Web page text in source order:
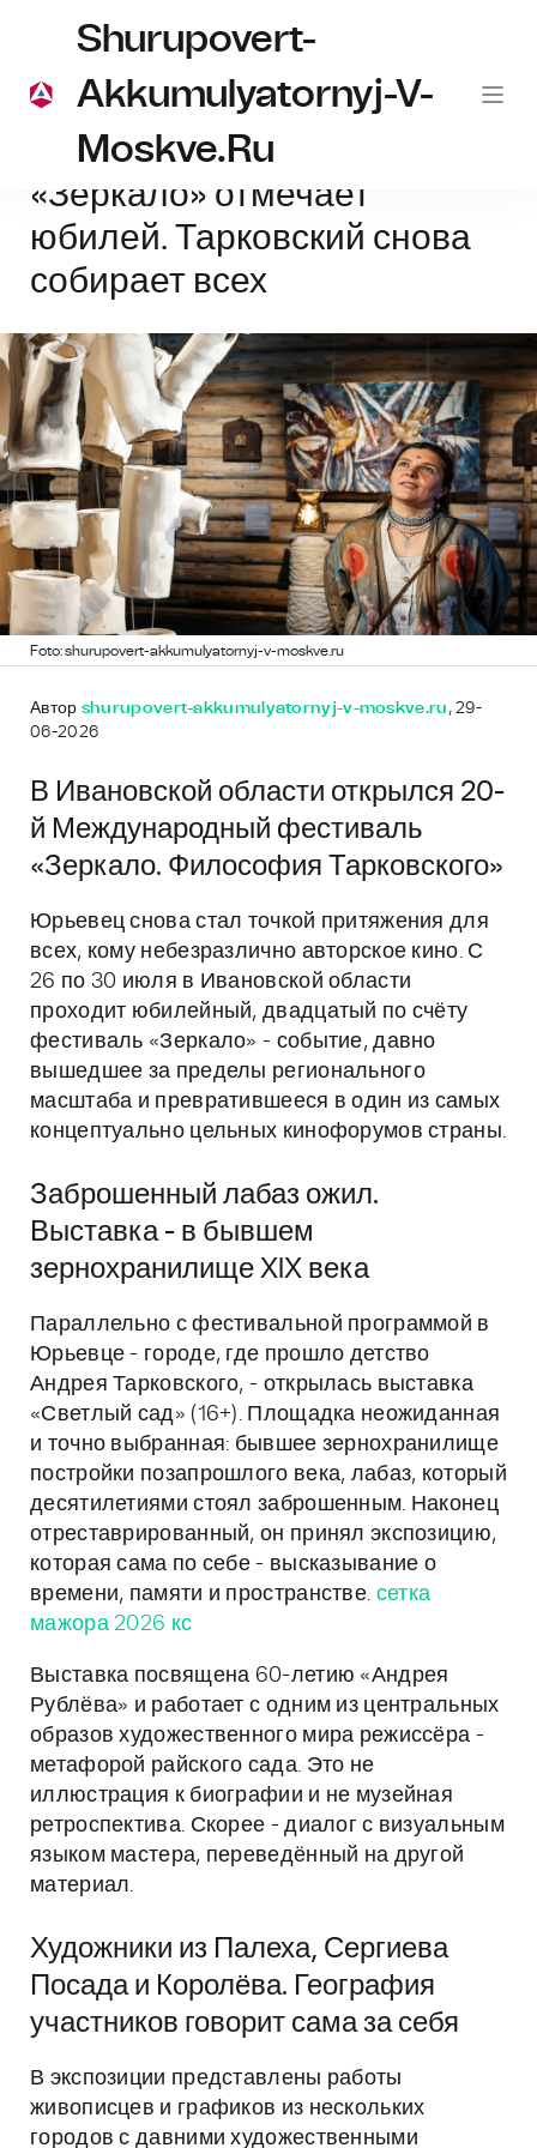
Shurupovert-
Akkumulyatornyj-V-
Moskve.ru
Главная зеркало «Зеркало» отмечает юбилей. Тарковский снова
«Зеркало» отмечает
юбилей. Тарковский снова
собирает всех
Foto: shurupovert-akkumulyatornyj-v-moskve.ru
Автор shurupovert-akkumulyatornyj-v-moskve.ru , 29-
06-2026
В Ивановской области открылся 20-
й Международный фестиваль
«Зеркало. Философия Тарковского»
Юрьевец снова стал точкой притяжения для
всех, кому небезразлично авторское кино. С
26 по 30 июля в Ивановской области
проходит юбилейный, двадцатый по счёту
фестиваль «Зеркало» - событие, давно
вышедшее за пределы регионального
масштаба и превратившееся в один из самых
концептуально цельных кинофорумов страны.
Заброшенный лабаз ожил.
Выставка - в бывшем
зернохранилище XIX века
Параллельно с фестивальной программой в
Юрьевце - городе, где прошло детство
Андрея Тарковского, - открылась выставка
«Светлый сад» (16+). Площадка неожиданная
и точно выбранная: бывшее зернохранилище
постройки позапрошлого века, лабаз, который
десятилетиями стоял заброшенным. Наконец
отреставрированный, он принял экспозицию,
которая сама по себе - высказывание о
времени, памяти и пространстве. сетка
мажора 2026 кс
Выставка посвящена 60-летию «Андрея
Рублёва» и работает с одним из центральных
образов художественного мира режиссёра -
метафорой райского сада. Это не
иллюстрация к биографии и не музейная
ретроспектива. Скорее - диалог с визуальным
языком мастера, переведённый на другой
материал.
Художники из Палеха, Сергиева
Посада и Королёва. География
участников говорит сама за себя
В экспозиции представлены работы
живописцев и графиков из нескольких
городов с давними художественными